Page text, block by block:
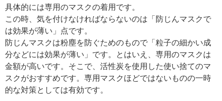
具体的には専用のマスクの着用です。
この時、気を付けなければならないのは「防じんマスクで
は効果が薄い」点です。
防じんマスクは粉塵を防ぐためのもので「粒子の細かい成
分などには効果が薄い」です。とはいえ、専用のマスクは
金額が高いです。そこで、活性炭を使用した使い捨てのマ
スクがおすすめです。専用マスクほどではないものの一時
的な対策としては有効です。